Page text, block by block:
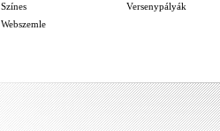
Színes
Webszemle
Versenypályák